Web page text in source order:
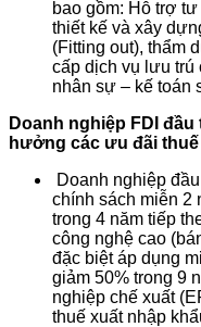
bao gồm: Hỗ trợ
thiết kế và xây
(Fitting out), thẩm
cấp dịch vụ lưu trú
nhân sự – kế toán
Doanh nghiệp FDI
hưởng các ưu đãi
Doanh nghiệp
chính sách miễn 2
trong 4 năm tiếp
công nghệ cao
đặc biệt áp dụng
giảm 50% trong 9
nghiệp chế xuất
thuế xuất nhập